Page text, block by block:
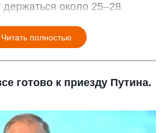
около 25–28
Читать полностью
готово к приезду Путина.